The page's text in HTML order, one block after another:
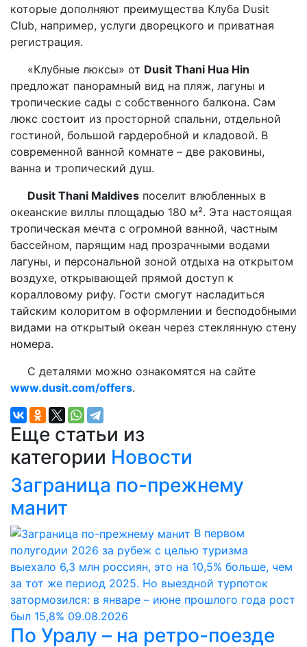
которые дополняют преимущества Клуба Dusit
Club, например, услуги дворецкого и приватная
регистрация.
«Клубные люксы» от Dusit Thani Hua Hin
предложат панорамный вид на пляж, лагуны и
тропические сады с собственного балкона. Сам
люкс состоит из просторной спальни, отдельной
гостиной, большой гардеробной и кладовой. В
современной ванной комнате – две раковины,
ванна и тропический душ.
Dusit Thani Maldives поселит влюбленных в
океанские виллы площадью 180 м². Эта настоящая
тропическая мечта с огромной ванной, частным
бассейном, парящим над прозрачными водами
лагуны, и персональной зоной отдыха на открытом
воздухе, открывающей прямой доступ к
коралловому рифу. Гости смогут насладиться
тайским колоритом в оформлении и бесподобными
видами на открытый океан через стеклянную стену
номера.
С деталями можно ознакомятся на сайте
www.dusit.com/offers.
Еще статьи из
категории Новости
Заграница по-прежнему
манит
В первом
полугодии 2026 за рубеж с целью туризма
выехало 6,3 млн россиян, это на 10,5% больше, чем
за тот же период 2025. Но выездной турпоток
затормозился: в январе – июне прошлого года рост
был 15,8% 09.08.2026
По Уралу – на ретро-поезде